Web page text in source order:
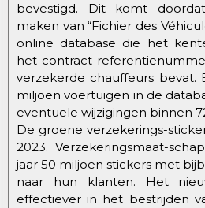
bevestigd. Dit komt
maken van “Fichier des
online database die het
het contract-
verzekerde chauffeurs bevat.
miljoen voertuigen in de
eventuele wijzigingen binnen
De groene verzekerings-
2023. Verzekeringsmaat-
jaar 50 miljoen stickers met
naar hun klanten. Het
effectiever in het bestrijden